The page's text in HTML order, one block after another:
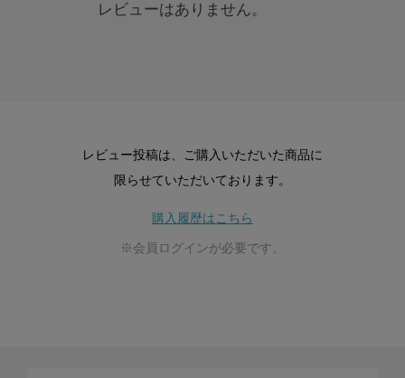
レビューはありません。
レビュー投稿は、ご購入いただいた商品に
限らせていただいております。
購入履歴はこちら
※会員ログインが必要です。